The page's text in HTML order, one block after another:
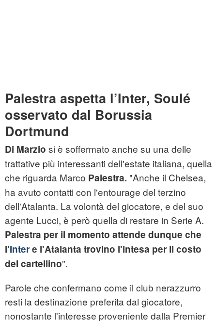
Palestra aspetta l’Inter, Soulé
osservato dal Borussia
Dortmund
Di Marzio si è soffermato anche su una delle
trattative più interessanti dell'estate italiana, quella
che riguarda Marco Palestra. "Anche il Chelsea,
ha avuto contatti con l'entourage del terzino
dell'Atalanta. La volontà del giocatore, e del suo
agente Lucci, è però quella di restare in Serie A.
Palestra per il momento attende dunque che
l'Intere l'Atalanta trovino l'intesa per il costo
del cartellino".
Parole che confermano come il club nerazzurro
resti la destinazione preferita dal giocatore,
nonostante l'interesse proveniente dalla Premier